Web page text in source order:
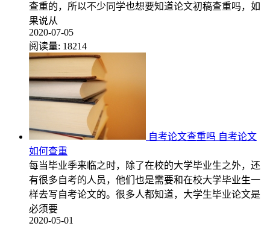
查重的，所以不少同学也想要知道论文初稿查重吗，如
果说从
2020-07-05
阅读量: 18214
自考论文查重吗 自考论文
如何查重
每当毕业季来临之时，除了在校的大学毕业生之外，还
有很多自考的人员，他们也是需要和在校大学毕业生一
样去写自考论文的。很多人都知道，大学生毕业论文是
必须要
2020-05-01